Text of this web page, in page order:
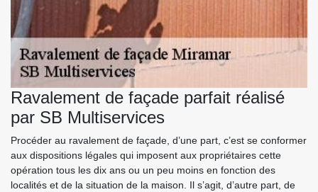
Ravalement de façade parfait réalisé
par SB Multiservices
Procéder au ravalement de façade, d’une part, c’est se conformer
aux dispositions légales qui imposent aux propriétaires cette
opération tous les dix ans ou un peu moins en fonction des
localités et de la situation de la maison. Il s’agit, d’autre part, de